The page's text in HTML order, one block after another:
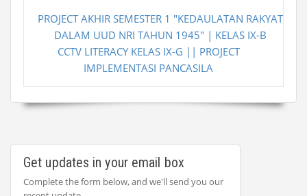
PROJECT AKHIR SEMESTER 1 "KEDAULATAN RAKYAT
DALAM UUD NRI TAHUN 1945" | KELAS IX-B
CCTV LITERACY KELAS IX-G || PROJECT
IMPLEMENTASI PANCASILA
Get updates in your email box
Complete the form below, and we'll send you our